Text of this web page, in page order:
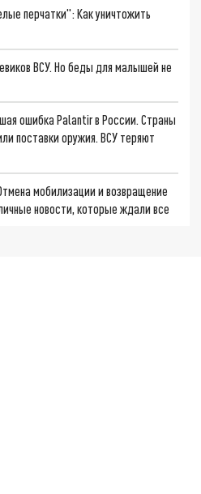
перчатки": Как уничтожить
ВСУ. Но беды для малышей не
ошибка Palantir в России. Страны
поставки оружия. ВСУ теряют
мобилизации и возвращение
новости, которые ждали все